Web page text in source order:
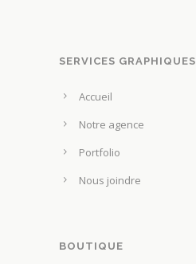
SERVICES GRAPHIQUES
Accueil
Notre agence
Portfolio
Nous joindre
BOUTIQUE